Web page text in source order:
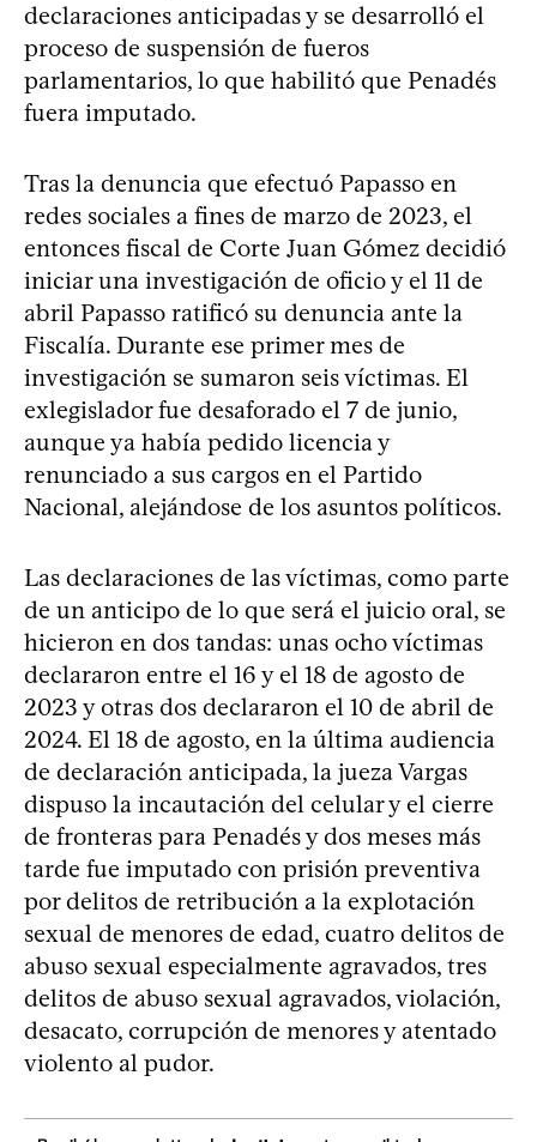
declaraciones anticipadas y se desarrolló el
proceso de suspensión de fueros
parlamentarios, lo que habilitó que Penadés
fuera imputado.
Tras la denuncia que efectuó Papasso en
redes sociales a fines de marzo de 2023, el
entonces fiscal de Corte Juan Gómez decidió
iniciar una investigación de oficio y el 11 de
abril Papasso ratificó su denuncia ante la
Fiscalía. Durante ese primer mes de
investigación se sumaron seis víctimas. El
exlegislador fue desaforado el 7 de junio,
aunque ya había pedido licencia y
renunciado a sus cargos en el Partido
Nacional, alejándose de los asuntos políticos.
Las declaraciones de las víctimas, como parte
de un anticipo de lo que será el juicio oral, se
hicieron en dos tandas: unas ocho víctimas
declararon entre el 16 y el 18 de agosto de
2023 y otras dos declararon el 10 de abril de
2024. El 18 de agosto, en la última audiencia
de declaración anticipada, la jueza Vargas
dispuso la incautación del celular y el cierre
de fronteras para Penadés y dos meses más
tarde fue imputado con prisión preventiva
por delitos de retribución a la explotación
sexual de menores de edad, cuatro delitos de
abuso sexual especialmente agravados, tres
delitos de abuso sexual agravados, violación,
desacato, corrupción de menores y atentado
violento al pudor.